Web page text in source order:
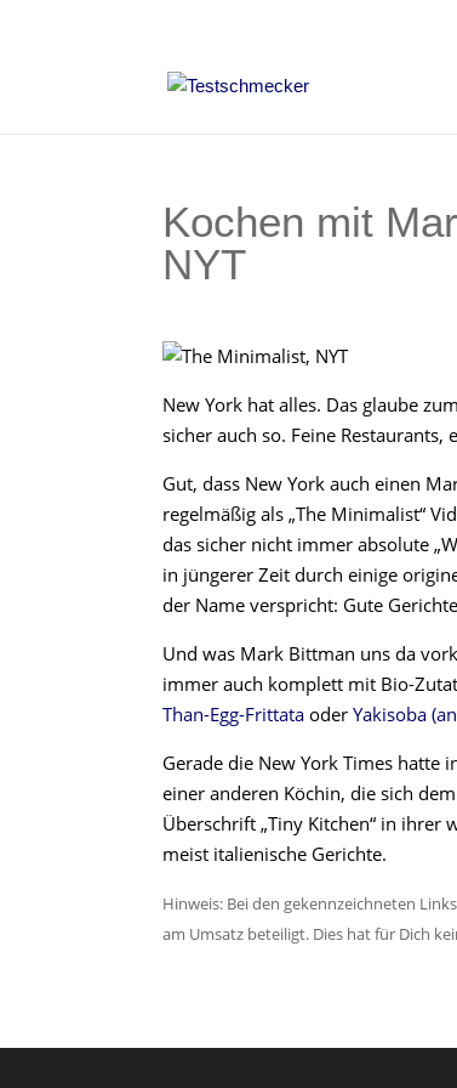
Kochen mit
NYT
New York hat alles. Das glaube
sicher auch so. Feine Restaurants,
Gut, dass New York auch einen
regelmäßig als „The Minimalist“
das sicher nicht immer absolute
in jüngerer Zeit durch einige
der Name verspricht: Gute
Und was Mark Bittman uns da
immer auch komplett mit Bio-
Than-Egg-Frittata oderYakisoba
Gerade die New York Times hatte
einer anderen Köchin, die sich
Überschrift „Tiny Kitchen“ in ihrer
meist italienische Gerichte.
Hinweis: Bei den gekennzeichneten
am Umsatz beteiligt. Dies hat für Dich